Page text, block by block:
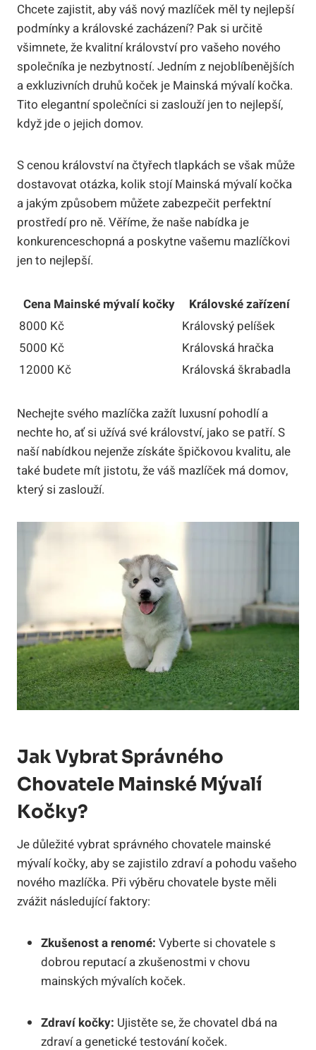
Chcete zajistit, aby váš nový mazlíček měl ty nejlepší
podmínky a královské zacházení? Pak si určitě
všimnete, že kvalitní království pro vašeho nového
společníka je nezbytností. Jedním z nejoblíbenějších
a exkluzivních druhů koček je Mainská mývalí kočka.
Tito elegantní společníci si zaslouží jen to nejlepší,
když jde o jejich domov.
S cenou království na čtyřech tlapkách se však může
dostavovat otázka, kolik stojí Mainská mývalí kočka
a jakým způsobem můžete zabezpečit perfektní
prostředí pro ně. Věříme, že naše nabídka je
konkurenceschopná a poskytne vašemu mazlíčkovi
jen to nejlepší.
Cena Mainské mývalí kočky
Královské zařízení
8000 Kč
Královský pelíšek
5000 Kč
Královská hračka
12000 Kč
Královská škrabadla
Nechejte svého mazlíčka zažít luxusní pohodlí a
nechte ho, ať si užívá své království, jako se patří. S
naší nabídkou nejenže získáte špičkovou kvalitu, ale
také budete mít jistotu, že váš mazlíček má domov,
který si zaslouží.
Jak Vybrat Správného
Chovatele Mainské Mývalí
Kočky?
Je důležité vybrat správného chovatele mainské
mývalí kočky, aby se zajistilo zdraví a pohodu vašeho
nového mazlíčka. Při výběru chovatele byste měli
zvážit následující faktory:
Zkušenost a renomé: Vyberte si chovatele s
dobrou reputací a zkušenostmi v chovu
mainských mývalích koček.
Zdraví kočky: Ujistěte se, že chovatel dbá na
zdraví a genetické testování koček.